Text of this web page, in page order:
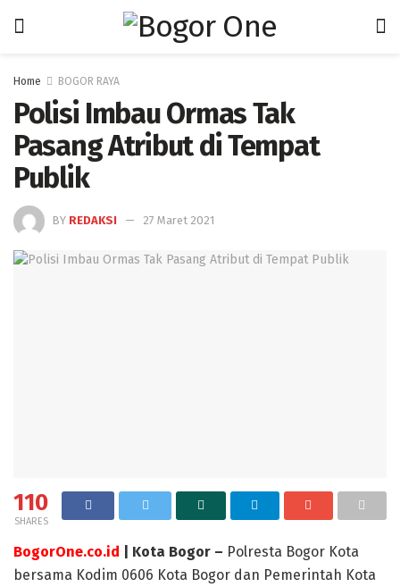
Home BOGOR RAYA
Polisi Imbau Ormas Tak
Pasang Atribut di Tempat
Publik
BY REDAKSI 27 Maret 2021
110
SHARES
BogorOne.co.id | Kota Bogor – Polresta Bogor Kota
bersama Kodim 0606 Kota Bogor dan Pemerintah Kota